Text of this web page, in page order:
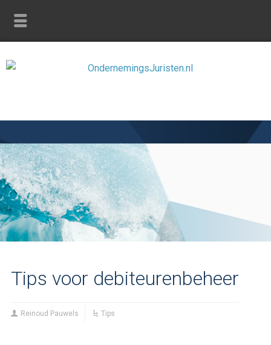
Tips voor debiteurenbeheer
Reinoud Pauwels Tips